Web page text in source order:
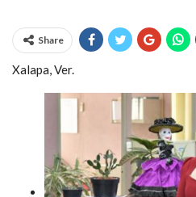
Share
Xalapa, Ver.